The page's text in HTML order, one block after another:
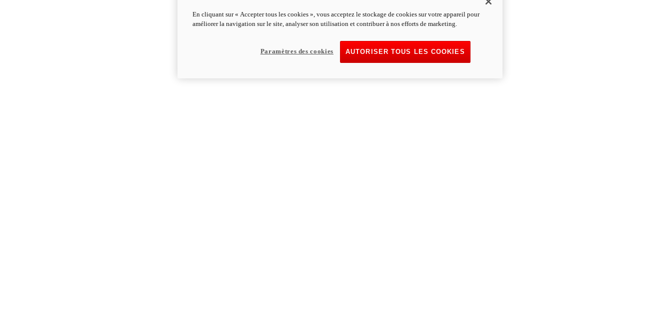
En cliquant sur « Accepter tous les cookies », vous acceptez le stockage de cookies sur votre appareil pour
améliorer la navigation sur le site, analyser son utilisation et contribuer à nos efforts de marketing.
AUTORISER TOUS LES COOKIES
Paramètres des cookies